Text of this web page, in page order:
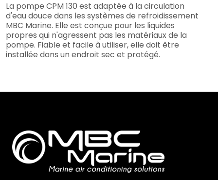
La pompe CPM 130 est adaptée à la circulation
d'eau douce dans les systèmes de refroidissement
MBC Marine. Elle est conçue pour les liquides
propres qui n'agressent pas les matériaux de la
pompe. Fiable et facile à utiliser, elle doit être
installée dans un endroit sec et protégé.